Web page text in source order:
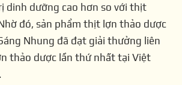
dinh dưỡng cao hơn so với thịt
đó, sản phẩm thịt lợn thảo dược
Nhung đã đạt giải thưởng liên
thảo dược lần thứ nhất tại Việt